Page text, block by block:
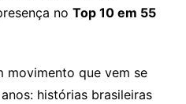
no Top 10 em 55
movimento que vem se
histórias brasileiras